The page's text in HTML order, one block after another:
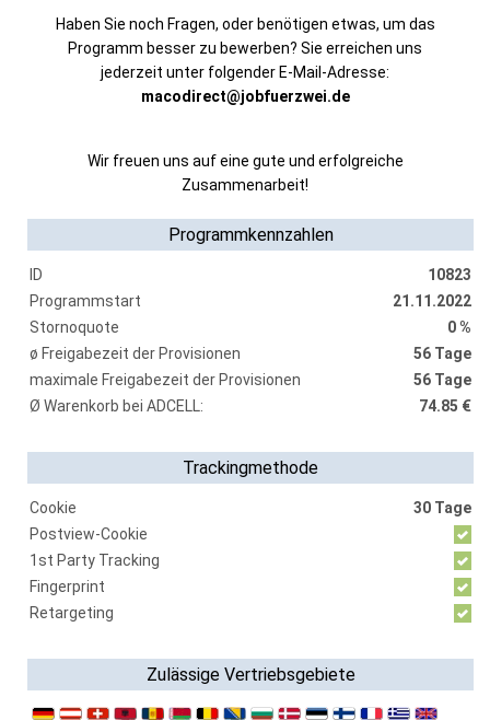
Haben Sie noch Fragen, oder benötigen etwas, um das
Programm besser zu bewerben? Sie erreichen uns
jederzeit unter folgender E-Mail-Adresse:
macodirect@jobfuerzwei.de
Wir freuen uns auf eine gute und erfolgreiche
Zusammenarbeit!
Programmkennzahlen
ID
10823
Programmstart
21.11.2022
Stornoquote
0 %
ø Freigabezeit der Provisionen
56 Tage
maximale Freigabezeit der Provisionen
56 Tage
Ø Warenkorb bei ADCELL:
74.85 €
Trackingmethode
Cookie
30 Tage
Postview-Cookie
1st Party Tracking
Fingerprint
Retargeting
Zulässige Vertriebsgebiete